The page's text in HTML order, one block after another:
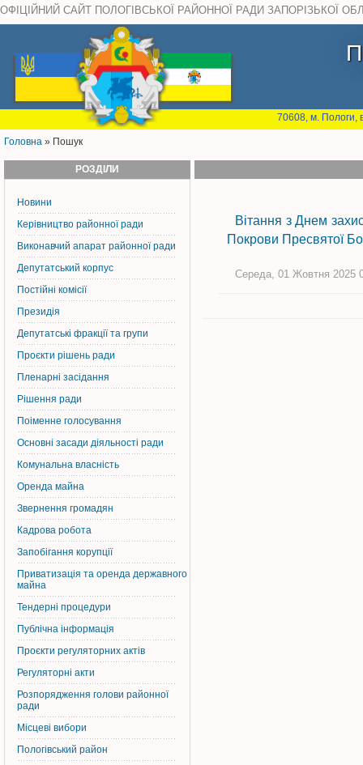
ОФІЦІЙНИЙ САЙТ ПОЛОГІВСЬКОЇ РАЙОННОЇ РАДИ ЗАПОРІЗЬКОЇ
70608, м. Пологи,
Головна » Пошук
РОЗДІЛИ
Новини
Керiвництво районної ради
Виконавчий апарат районної ради
Депутатський корпус
Постiйнi комiсiї
Президія
Депутатські фракції та групи
Проєкти рішень ради
Пленарні засідання
Рішення ради
Поіменне голосування
Основні засади діяльності ради
Комунальна власність
Оренда майна
Звернення громадян
Кадрова робота
Запобігання корупції
Приватизація та оренда державного
майна
Тендерні процедури
Публічна інформація
Проєкти регуляторних актів
Регуляторні акти
Розпорядження голови районної
ради
Місцеві вибори
Пологівський район
Вітання з Днем
Покрови Пресвятої
Середа, 01 Жовтня 2025